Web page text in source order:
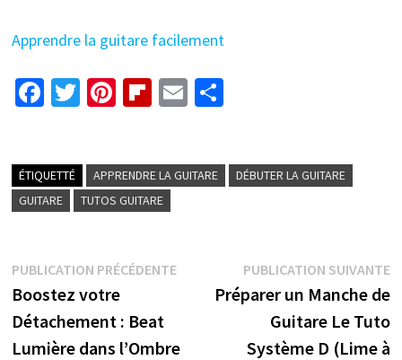
Apprendre la guitare facilement
Fa
o
o
T
er
Pi
es
t
Fl
o
ar
E
l
P
ge
ÉTIQUETTÉ APPRENDRE LA GUITARE
DÉBUTER LA GUITARE
GUITARE
TUTOS GUITARE
Navigation
de
l’article
PUBLICATION PRÉCÉDENTEPublication
précédente :
Boostez votre
Détachement : Beat
Lumière dans l’Ombre
PUBLICATION SUIVANTE
Préparer un Manche de
Guitare Le Tuto
Système D (Lime à